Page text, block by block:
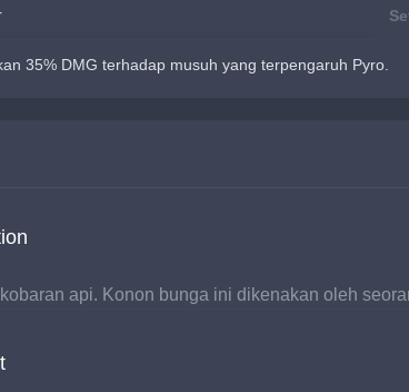
35% DMG terhadap musuh yang terpengaruh Pyro.
api. Konon bunga ini dikenakan oleh